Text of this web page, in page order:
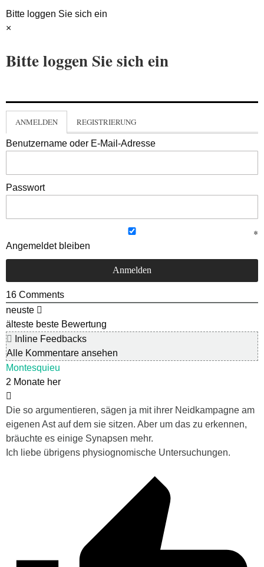
Bitte loggen Sie sich ein
×
Bitte loggen Sie sich ein
ANMELDEN REGISTRIERUNG
Benutzername oder E-Mail-Adresse
Passwort
Angemeldet bleiben
16 Comments
neuste
älteste beste Bewertung
Inline Feedbacks
Alle Kommentare ansehen
Montesquieu
2 Monate her
Die so argumentieren, sägen ja mit ihrer Neidkampagne am
eigenen Ast auf dem sie sitzen. Aber um das zu erkennen,
bräuchte es einige Synapsen mehr.
Ich liebe übrigens physiognomische Untersuchungen.